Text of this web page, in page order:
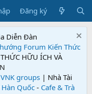
Đăng ký
Diễn Đàn
Forum Kiến Thức
HỮU ÍCH VÀ
VNK groups | Nhà Tài
Quốc - Cafe & Trà